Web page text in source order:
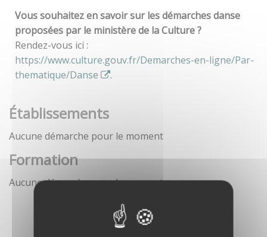
Vous souhaitez en savoir sur les démarches danse
proposées par le ministère de la Culture ?
Rendez-vous ici :
https://www.culture.gouv.fr/Demarches-en-ligne/Par-
thematique/Danse
.
Établissements
Aucune démarche pour le moment
Formation
Aucune démarche pour le moment